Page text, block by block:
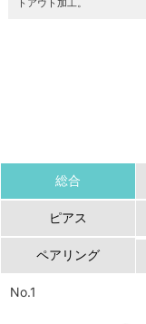
トアウト加工。
総合
No.1
ピアス
ペアリング